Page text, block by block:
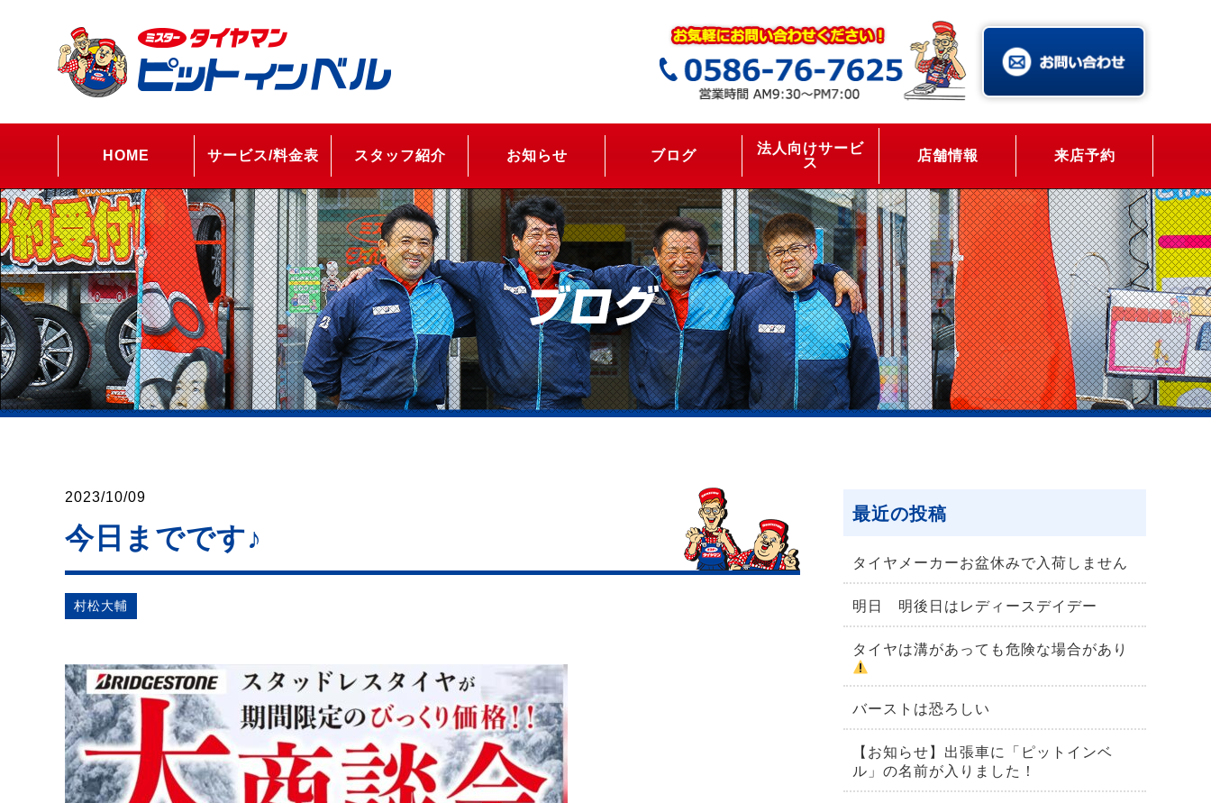
HOME サービス/料金表 スタッフ紹介 お知らせ ブログ
法人向けサービ
ス
店舗情報 来店予約
2023/10/09
今日までです♪
村松⼤輔
最近の投稿
タイヤメーカーお盆休みで入荷しません
明日 明後日はレディースデイデー
タイヤは溝があっても危険な場合があり
バーストは恐ろしい
【お知らせ】出張車に「ピットインベ
ル」の名前が入りました！